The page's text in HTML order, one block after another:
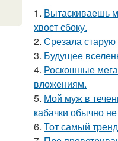
1. Вытаскиваешь
хвост сбоку.
2. Срезала старую
3. Будущее
4. Роскошные
вложениям.
5. Мой муж в
кабачки обычно
6. Тот самый